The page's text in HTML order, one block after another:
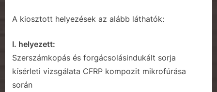
A kiosztott helyezések az alább láthatók:
I. helyezett:
Szerszámkopás és forgácsolásindukált sorja
kísérleti vizsgálata CFRP kompozit mikrofúrása
során